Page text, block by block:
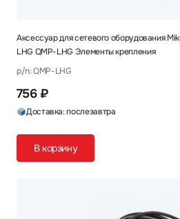
Аксессуар для сетевого оборудования
LHG QMP-LHG Элементы крепления
p/n: QMP-LHG
756 ₽
Доставка: послезавтра
В корзину